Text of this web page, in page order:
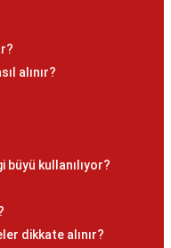
alınır?
büyü kullanılıyor?
dikkate alınır?